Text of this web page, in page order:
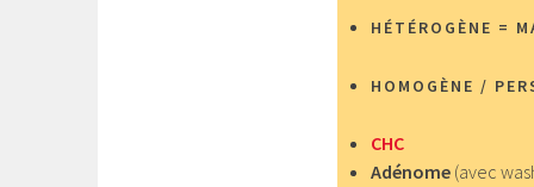
HÉTÉROGÈNE =
HOMOGÈNE /
CHC
Adénome (avec